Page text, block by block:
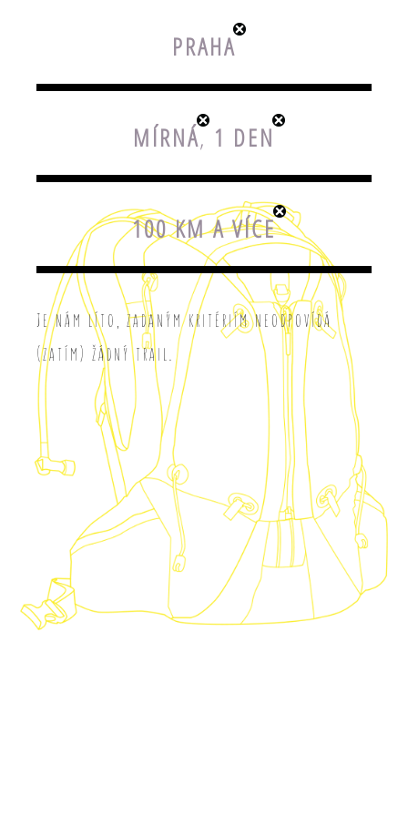
PRAHA
MÍRNÁ, 1 DEN
100 KM A VÍCE
Je nám líto, zadaným kritériím neodpovídá
(zatím) žádný trail.